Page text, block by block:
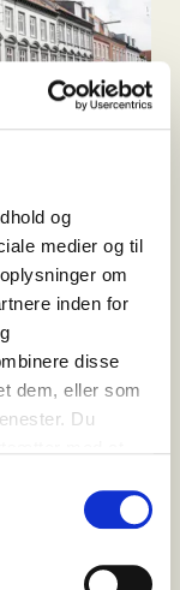
og
medier og til
om
inden for
disse
dem, eller som
Du